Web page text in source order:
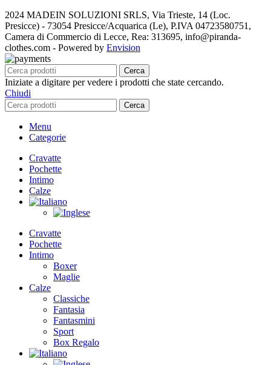
2024 MADEIN SOLUZIONI SRLS, Via Trieste, 14 (Loc.
Presicce) - 73054 Presicce/Acquarica (Le), P.IVA 04723580751,
Camera di Commercio di Lecce, Rea: 313695, info@piranda-
clothes.com - Powered by Envision
Cerca
Iniziate a digitare per vedere i prodotti che state cercando.
Chiudi
Cerca
Menu
Categorie
Cravatte
Pochette
Intimo
Calze
Cravatte
Pochette
Intimo
Boxer
Maglie
Calze
Classiche
Fantasia
Fantasmini
Sport
Box Regalo